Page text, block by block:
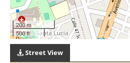
200 m
500 ft
Street View